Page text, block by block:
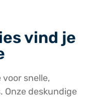
vind je
voor snelle,
deskundige